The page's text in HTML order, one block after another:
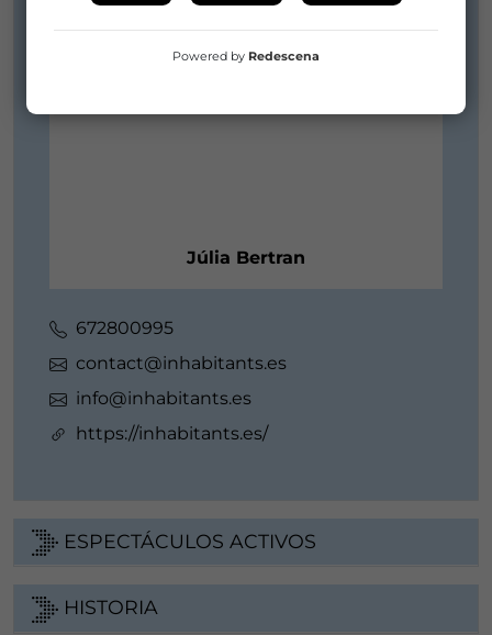
Júlia Bertran
672800995
contact@inhabitants.es
info@inhabitants.es
https://inhabitants.es/
ESPECTÁCULOS ACTIVOS
HISTORIA
Powered by Redescena